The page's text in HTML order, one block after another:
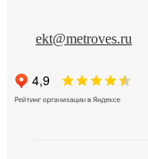
ekt@metroves.ru